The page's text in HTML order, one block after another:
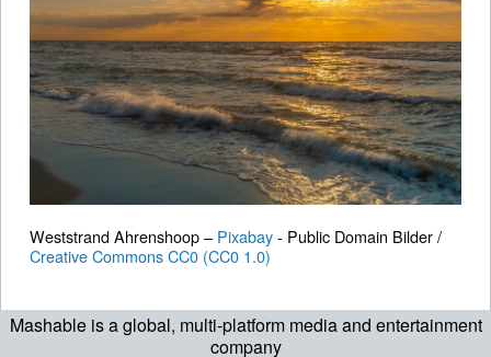
Mashable is a global, multi-platform media and entertainment
company
Weststrand Ahrenshoop – Pixabay- Public Domain Bilder /
Creative Commons CC0 (CC0 1.0)